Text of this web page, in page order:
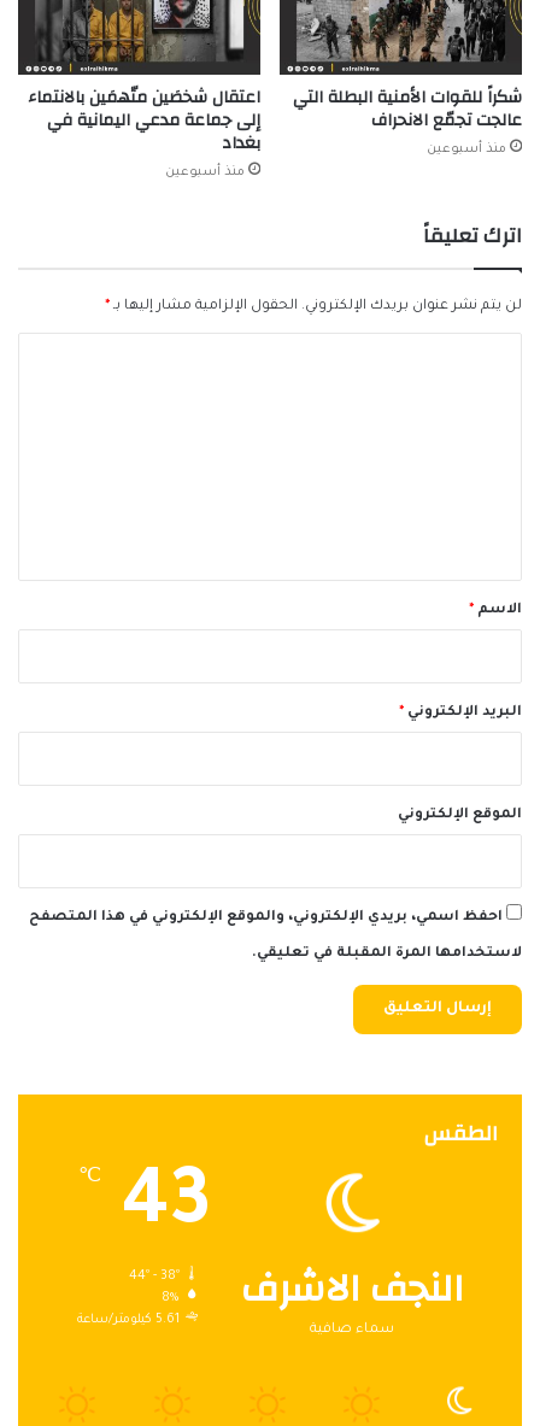
شكراً للقوات الأمنية البطلة التي
عالجت تجمّع الانحراف
منذ أسبوعين
اعتقال شخصَين متّهمَين بالانتماء
إلى جماعة مدعي اليمانية في
بغداد
منذ أسبوعين
اترك تعليقاً
لن يتم نشر عنوان بريدك الإلكتروني. الحقول الإلزامية مشار إليها بـ *
*الاسم *
البريد الإلكتروني *
الموقع الإلكتروني
احفظ اسمي، بريدي الإلكتروني، والموقع الإلكتروني في هذا المتصفح
لاستخدامها المرة المقبلة في تعليقي.
الطقس
النجف الاشرف
سماء صافية
43
℃
44º - 38º
8%
5.61 كيلومتر/ساعة